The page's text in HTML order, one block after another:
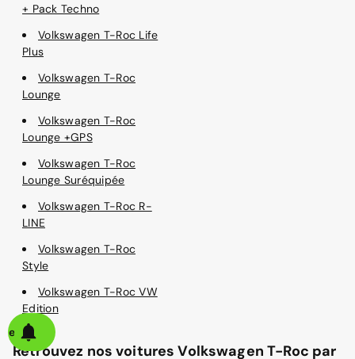
+ Pack Techno
Volkswagen T-Roc Life
Plus
Volkswagen T-Roc
Lounge
Volkswagen T-Roc
Lounge +GPS
Volkswagen T-Roc
Lounge Suréquipée
Volkswagen T-Roc R-
LINE
Volkswagen T-Roc
Style
Volkswagen T-Roc VW
Edition
Retrouvez nos voitures Volkswagen T-Roc par